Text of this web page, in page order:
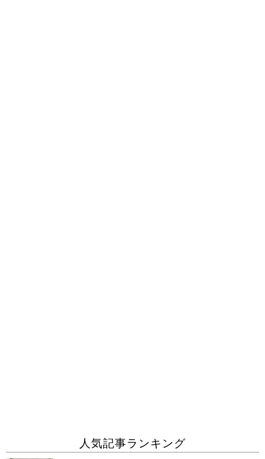
人気記事ランキング